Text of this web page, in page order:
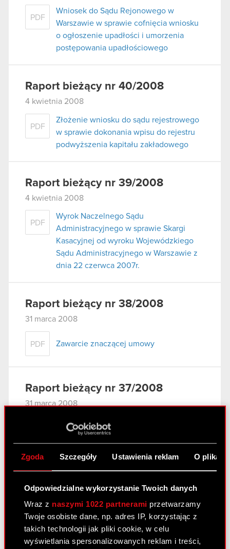
Zgoda Szczegóły Ustawienia reklam O
Odpowiedzialne wykorzystanie Twoich danych
Wraz z naszymi 1022 partnerami przetwarzamy
Twoje osobiste dane, np. adres IP, korzystając z
takich technologii jak pliki cookie, w celu
wyświetlania spersonalizowanych reklam i treści,
PDF
Wniosek do Sądu Rejonowego w
Warszawie w sprawie cofnięcia wniosku
o ogłoszenie upadłości i umorzenia
postępowania upadłościowego
Raport bieżący nr 40/2008
4 kwietnia 2008
PDF
Złożenie wniosku do sądu rejestrowego
w sprawie dokonania wpisu do rejestru
podwyższenia kapitału zakładowego
Raport bieżący nr 39/2008
4 kwietnia 2008
PDF
Wyrok Naczelnego Sądu
Administracyjnego w sprawie Skargi
Kasacyjnej od wyroku Wojewódzkiego
Sądu Administracyjnego w Warszawie z
dnia 22 czerwca 2007r.
Raport bieżący nr 38/2008
31 marca 2008
PDF Zawarcie znaczącej umowy
Raport bieżący nr 37/2008
31 marca 2008
Wniosek do Sądu Rejonowego w
Warszawie o odroczenie posiedzenia
Sądu
Raport bieżący nr 36/2008
27 marca 2008
PDF
Aneks nr 2 w sprawie prolongaty terminu
spłaty wierzytelności do Porozumienia z
11 października 2007 r. - zmiana